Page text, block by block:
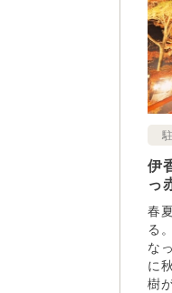
伊
っ
春
る
な
に
樹